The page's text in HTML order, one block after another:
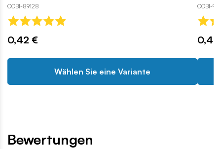
COBI-89128
0,42 €
Wählen Sie eine Variante
COBI-
Bewertungen